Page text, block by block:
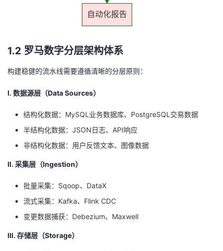
自动化报告
1.2 罗马数字分层架构体系
构建稳健的流水线需要遵循清晰的分层原则：
Ⅰ. 数据源层（Data Sources）
结构化数据：MySQL业务数据库、PostgreSQL交易数据
半结构化数据：JSON日志、API响应
非结构化数据：用户反馈文本、图像数据
Ⅱ. 采集层（Ingestion）
批量采集：Sqoop、DataX
流式采集：Kafka、Flink CDC
变更数据捕获：Debezium、Maxwell
Ⅲ. 存储层（Storage）